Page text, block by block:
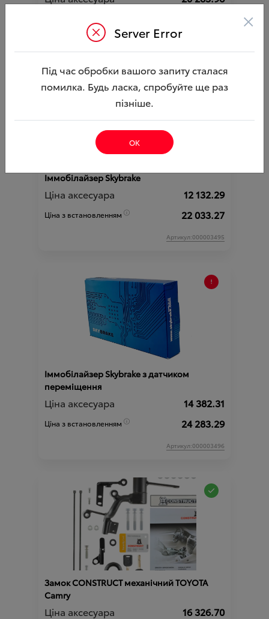
Артикул:000003494
Іммобілайзер Skybrake
Ціна аксесуара 12 132.29
Ціна з встановленням 22 033.27
Артикул:000003495
Іммобілайзер Skybrake з датчиком
переміщення
Ціна аксесуара 14 382.31
Ціна з встановленням 24 283.29
Артикул:000003496
Замок CONSTRUCT механічний TOYOTA
Camry
Ціна аксесуара 16 326.70
Server Error ×
Під час обробки вашого запиту сталася
помилка. Будь ласка, спробуйте ще раз
пізніше.
ОК